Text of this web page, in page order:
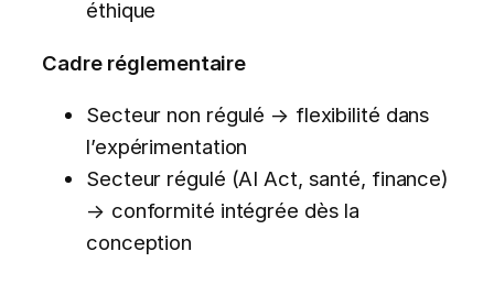
éthique
Cadre réglementaire
Secteur non régulé → flexibilité dans
l’expérimentation
Secteur régulé (AI Act, santé, finance)
→ conformité intégrée dès la
conception